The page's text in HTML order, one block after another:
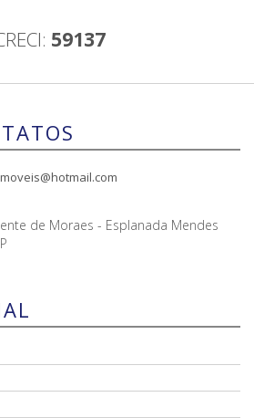
59137
de Moraes - Esplanada Mendes